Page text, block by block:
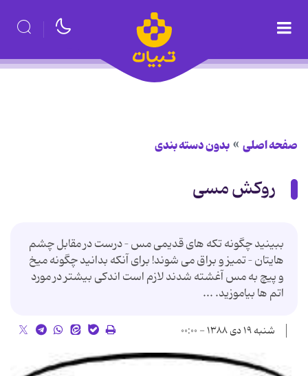
صفحه اصلی بدون دسته بندی
روکش مسی
ببینید چگونه تکه های قدیمی مس – درست در مقابل چشم
هایتان – تمیز و براق می شوند! برای آنکه بدانید چگونه میخ
و پیچ به مس آغشته شدند لازم است اندکی بیشتر در مورد
اتم ها بیاموزید. ...
شنبه ۱۹ دی ۱۳۸۸ - ۰۰:۰۰